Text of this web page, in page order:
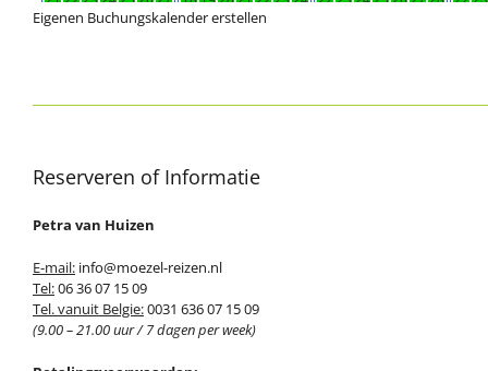
Eigenen Buchungskalender erstellen
Reserveren of Informatie
Petra van Huizen
E-mail: info@moezel-reizen.nl
Tel:06 36 07 15 09
Tel. vanuit Belgie:0031 636 07 15 09
(9.00 – 21.00 uur / 7 dagen per week)